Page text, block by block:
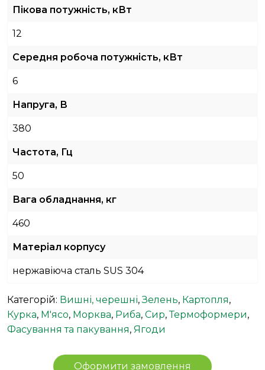
Пікова потужність, кВт
12
Середня робоча потужність, кВт
6
Напруга, В
380
Частота, Гц
50
Вага обладнання, кг
460
Матеріал корпусу
нержавіюча сталь SUS 304
Категорій: Вишні, черешні,Зелень, Картопля,
Курка, М'ясо, Морква, Риба, Сир,Термоформери,
Фасування та пакування, Ягоди
Оформити замовлення